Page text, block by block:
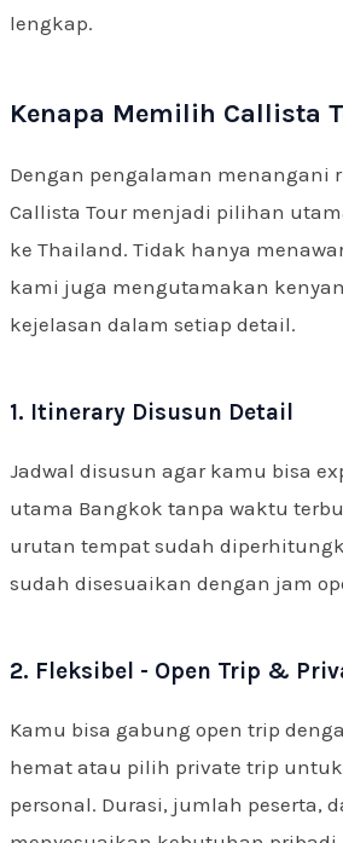
lengkap.
Kenapa Memilih Callista
Dengan pengalaman menangani
Callista Tour menjadi pilihan
ke Thailand. Tidak hanya
kami juga mengutamakan
kejelasan dalam setiap detail.
1. Itinerary Disusun Detail
Jadwal disusun agar kamu bisa
utama Bangkok tanpa waktu
urutan tempat sudah
sudah disesuaikan dengan jam
2. Fleksibel - Open Trip &
Kamu bisa gabung open trip
hemat atau pilih private trip
personal. Durasi, jumlah peserta,